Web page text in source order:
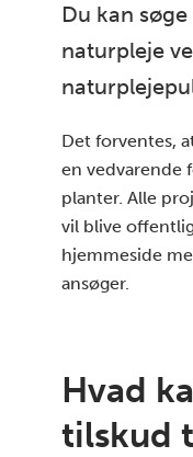
Uddybende
enkelte
Søg om tilskud her
Du kan
naturpleje
Det forventes,
en vedvarende
planter. Alle
vil blive
hjemmeside
ansøger.
Hvad
tilskud